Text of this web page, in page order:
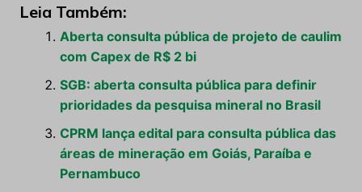
Leia Também:
Aberta consulta pública de projeto de caulim
com Capex de R$ 2 bi
SGB: aberta consulta pública para definir
prioridades da pesquisa mineral no Brasil
CPRM lança edital para consulta pública das
áreas de mineração em Goiás, Paraíba e
Pernambuco